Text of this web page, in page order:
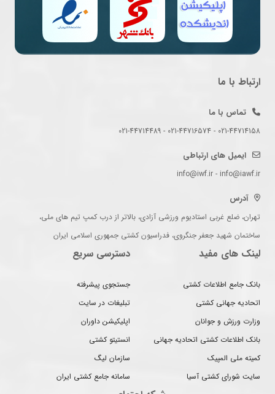
ارتباط با ما
تماس با ما
021-44714158 - 021-44716574 - 021-44714489
ایمیل های ارتباطی
info@iwf.ir - info@iawf.ir
آدرس
تهران، ضلع غربی استادیوم ورزشی آزادی، بالاتر از درب کمپ تیم های ملی،
ساختمان شهید جعفر جنگروی، فدراسیون کشتی جمهوری اسلامی ایران
لینک های مفید
بانک جامع اطلاعات کشتی
اتحادیه جهانی کشتی
وزارت ورزش و جوانان
بانک اطلاعات کشتی اتحادیه جهانی
کمیته ملی المپیک
سایت شورای کشتی آسیا
دسترسی سریع
جستجوی پیشرفته
تبلیغات در سایت
اپلیکیشن داوران
انستیتو کشتی
سازمان لیگ
سامانه جامع کشتی ایران